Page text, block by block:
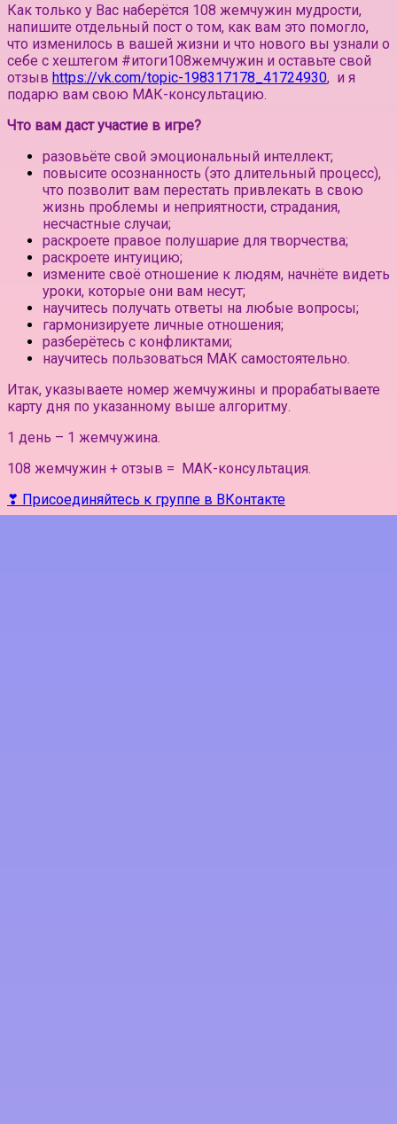
Как только у Вас наберётся 108 жемчужин мудрости,
напишите отдельный пост о том, как вам это помогло,
что изменилось в вашей жизни и что нового вы узнали о
себе с хештегом #итоги108жемчужин и оставьте свой
отзыв https://vk.com/topic-198317178_41724930, и я
подарю вам свою МАК-консультацию.
Что вам даст участие в игре?
разовьёте свой эмоциональный интеллект;
повысите осознанность (это длительный процесс),
что позволит вам перестать привлекать в свою
жизнь проблемы и неприятности, страдания,
несчастные случаи;
раскроете правое полушарие для творчества;
раскроете интуицию;
измените своё отношение к людям, начнёте видеть
уроки, которые они вам несут;
научитесь получать ответы на любые вопросы;
гармонизируете личные отношения;
разберётесь с конфликтами;
научитесь пользоваться МАК самостоятельно.
Итак, указываете номер жемчужины и прорабатываете
карту дня по указанному выше алгоритму.
1 день – 1 жемчужина.
108 жемчужин + отзыв = МАК-консультация.
❣ Присоединяйтесь к группе в ВКонтакте